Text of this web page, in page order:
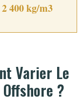
2 400 kg/m3
Varier Le
?